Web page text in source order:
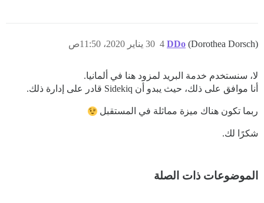
DDo (Dorothea Dorsch) 30 يناير 2020، 11:50ص 4
لا، سنستخدم خدمة البريد لمزود هنا في ألمانيا.
أنا موافق على ذلك، حيث يبدو أن Sidekiq قادر على إدارة ذلك.
ربما تكون هناك ميزة مماثلة في المستقبل
شكرًا لك.
الموضوعات ذات الصلة